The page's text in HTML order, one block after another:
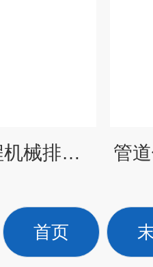
VCGR-1591工程机械排气管隔热夹套 管
首页